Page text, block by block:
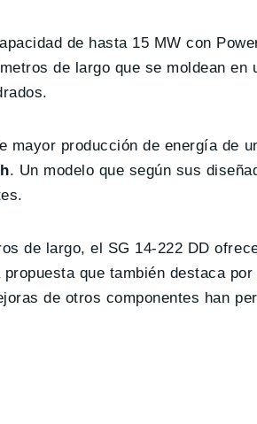
de hasta 15 MW con
de largo que se moldean en
mayor producción de energía de
. Un modelo que según sus
de largo, el SG 14-222 DD
que también destaca
de otros componentes han